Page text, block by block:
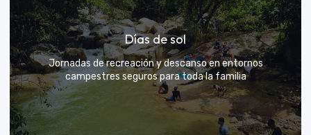
Rutas grupales clásicas
Únete a la manada y descubre nuevos senderos
VER MÁS
Días de sol
Jornadas de recreación y descanso en entornos
campestres seguros para toda la familia